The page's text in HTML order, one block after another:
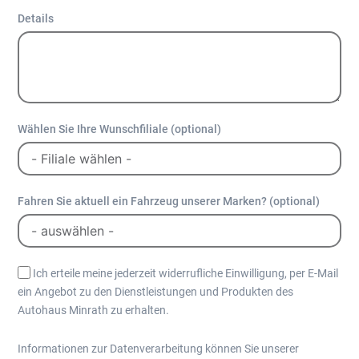
Details
Wählen Sie Ihre Wunschfiliale (optional)
Fahren Sie aktuell ein Fahrzeug unserer Marken? (optional)
Ich erteile meine jederzeit widerrufliche Einwilligung, per E-Mail
ein Angebot zu den Dienstleistungen und Produkten des
Autohaus Minrath zu erhalten.
Informationen zur Datenverarbeitung können Sie unserer